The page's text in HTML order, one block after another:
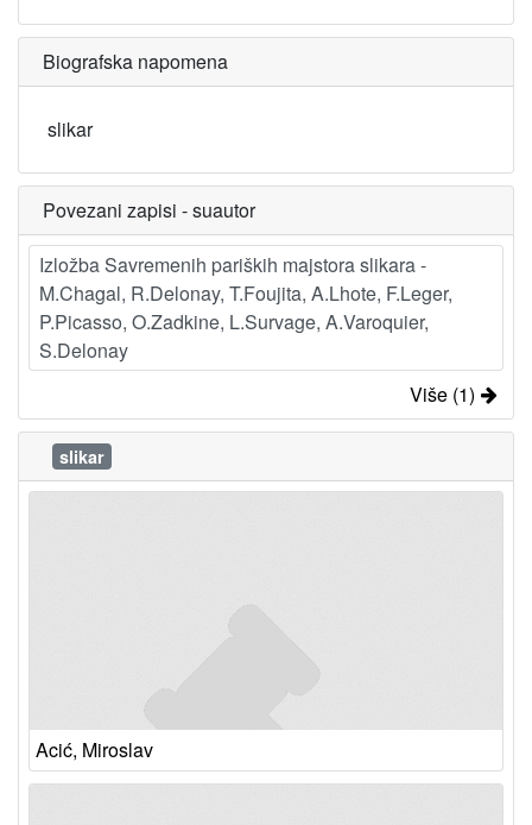
Biografska napomena
slikar
Povezani zapisi - suautor
Izložba Savremenih pariških majstora slikara -
M.Chagal, R.Delonay, T.Foujita, A.Lhote, F.Leger,
P.Picasso, O.Zadkine, L.Survage, A.Varoquier,
S.Delonay
Više (1)
slikar
Acić, Miroslav